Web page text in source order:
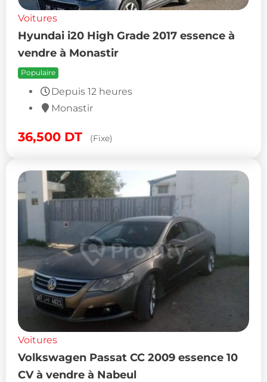
Voitures
Hyundai i20 High Grade 2017 essence à
vendre à Monastir
Populaire
Depuis 12 heures
Monastir
36,500 DT (Fixe)
Voitures
Volkswagen Passat CC 2009 essence 10
CV à vendre à Nabeul